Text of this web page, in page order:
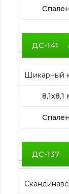
ДС-141
Шикарный
8,1х8,1
ДС-137